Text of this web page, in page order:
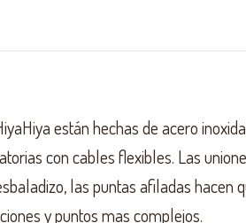
están hechas de acero
con cables flexibles. Las
las puntas afiladas hacen
y puntos mas complejos.